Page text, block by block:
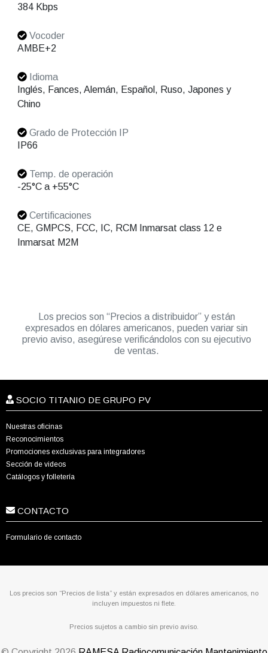
384 Kbps
Vocoder
AMBE+2
Idioma
Inglés, Fances, Alemán, Español, Ruso, Japones y
Chino
Grado de Protección IP
IP66
Temp. de operación
-25°C a +55°C
Certificaciones
CE, GMPCS, FCC, IC, RCM Inmarsat class 12 e
Inmarsat M2M
Los precios son “Precios a distribuidor” y están
expresados en dólares americanos, pueden variar sin
previo aviso, asegúrese verificándolos con su ejecutivo
de ventas.
SOCIO TITANIO DE GRUPO PV
Nuestras oficinas
Reconocimientos
Promociones exclusivas para integradores
Sección de videos
Catálogos y folletería
CONTACTO
Formulario de contacto
Los precios son “Precios de lista” y están expresados en dólares americanos, no
incluyen impuestos ni flete.
Precios sujetos a cambio sin previo aviso.